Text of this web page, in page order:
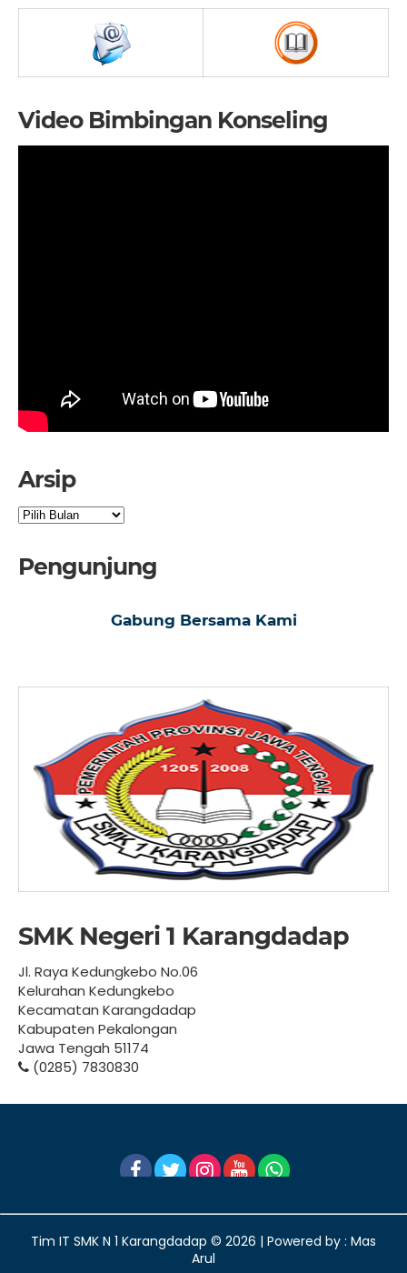
Video Bimbingan Konseling
Arsip
Arsip
Pengunjung
Gabung Bersama Kami
SMK Negeri 1 Karangdadap
Jl. Raya Kedungkebo No.06
Kelurahan Kedungkebo
Kecamatan Karangdadap
Kabupaten Pekalongan
Jawa Tengah 51174
(0285) 7830830
Tim IT SMK N 1 Karangdadap © 2026 | Powered by : Mas
Arul